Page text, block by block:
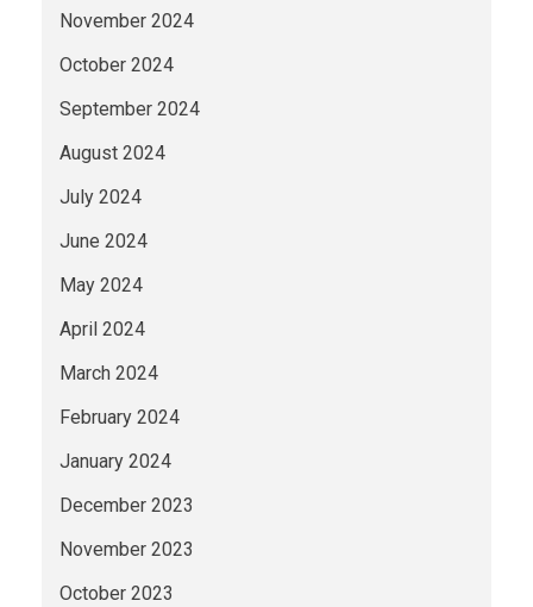
November 2024
October 2024
September 2024
August 2024
July 2024
June 2024
May 2024
April 2024
March 2024
February 2024
January 2024
December 2023
November 2023
October 2023